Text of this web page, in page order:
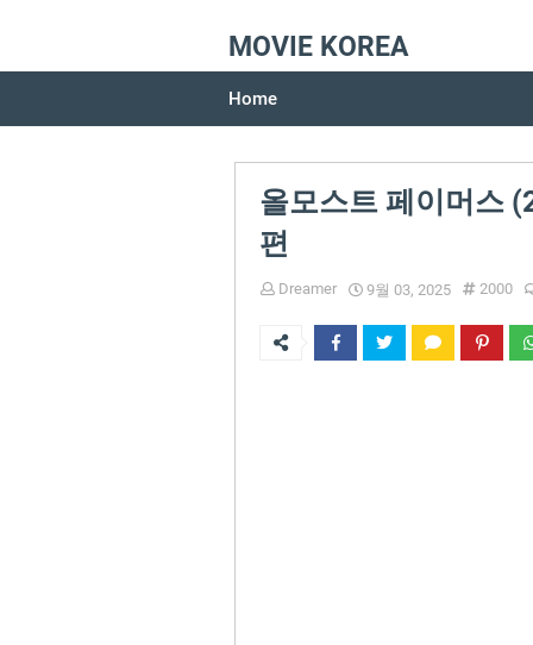
MOVIE KOREA
Home
올모스트 페이머스
편
Dreamer 9월 03, 2025 2000